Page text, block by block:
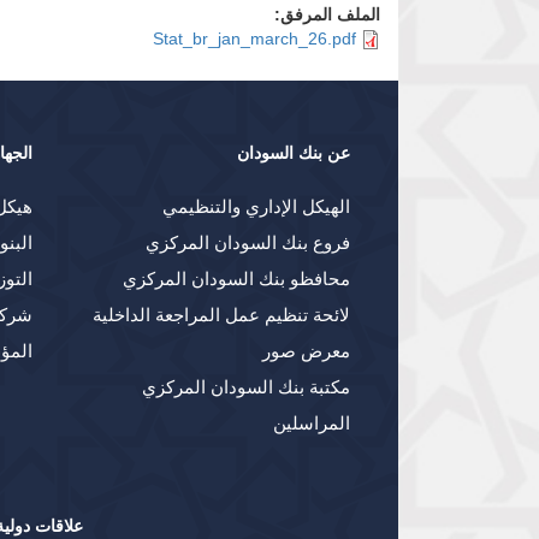
الملف المرفق:
Stat_br_jan_march_26.pdf
عن بنك السودان
الهيكل الإداري والتنظيمي
فروع بنك السودان المركزي
محافظو بنك السودان المركزي
لائحة تنظيم عمل المراجعة الداخلية
معرض صور
مكتبة بنك السودان المركزي
المراسلين
علاقات